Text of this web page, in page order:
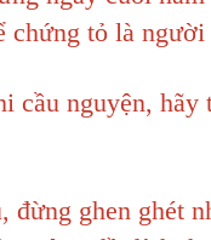
tỏ là người
cầu nguyện,
đừng ghen ghét